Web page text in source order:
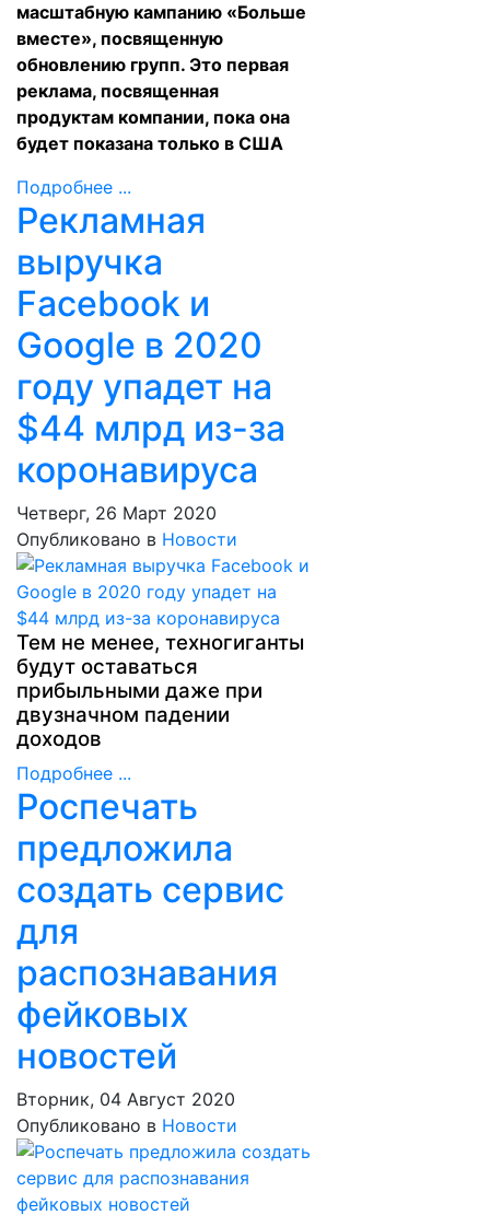
масштабную кампанию «Больше
вместе», посвященную
обновлению групп. Это первая
реклама, посвященная
продуктам компании, пока она
будет показана только в США
Подробнее ...
Рекламная
выручка
Facebook и
Google в 2020
году упадет на
$44 млрд из-за
коронавируса
Четверг, 26 Март 2020
Опубликовано в Новости
Тем не менее, техногиганты
будут оставаться
прибыльными даже при
двузначном падении
доходов
Подробнее ...
Роспечать
предложила
создать сервис
для
распознавания
фейковых
новостей
Вторник, 04 Август 2020
Опубликовано в Новости